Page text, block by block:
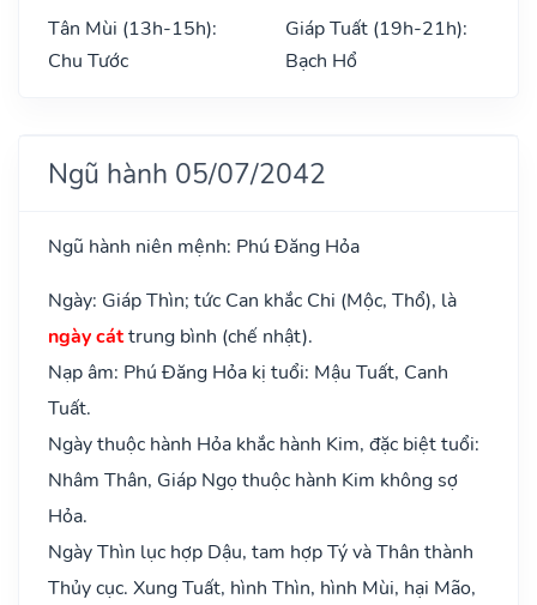
Tân Mùi (13h-15h):
Chu Tước
Giáp Tuất (19h-21h):
Bạch Hổ
Ngũ hành 05/07/2042
Ngũ hành niên mệnh: Phú Đăng Hỏa
Ngày: Giáp Thìn; tức Can khắc Chi (Mộc, Thổ), là
ngày cáttrung bình (chế nhật).
Nạp âm: Phú Đăng Hỏa kị tuổi: Mậu Tuất, Canh
Tuất.
Ngày thuộc hành Hỏa khắc hành Kim, đặc biệt tuổi:
Nhâm Thân, Giáp Ngọ thuộc hành Kim không sợ
Hỏa.
Ngày Thìn lục hợp Dậu, tam hợp Tý và Thân thành
Thủy cục. Xung Tuất, hình Thìn, hình Mùi, hại Mão,